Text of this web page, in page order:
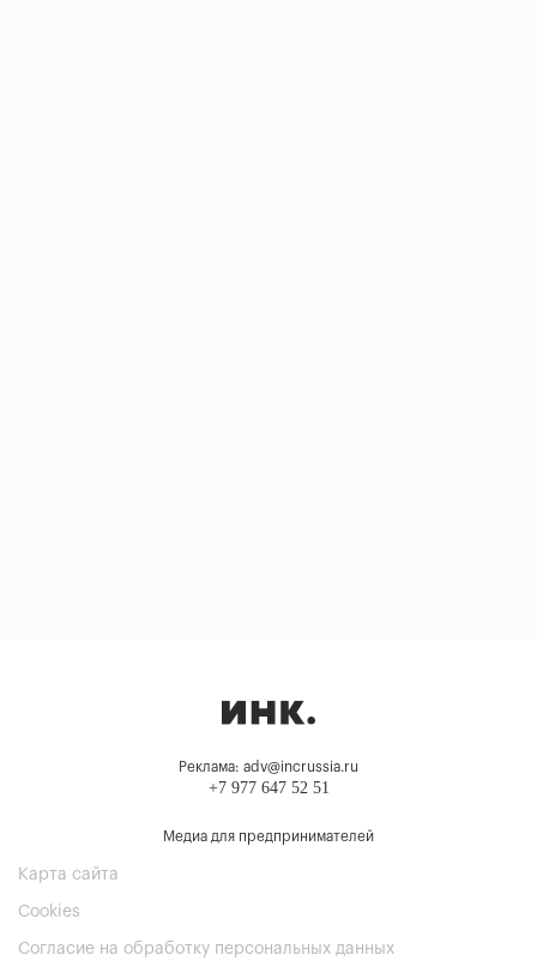
Реклама: adv@incrussia.ru
+7 977 647 52 51
Медиа для предпринимателей
Карта сайта
Cookies
Согласие на обработку персональных данных